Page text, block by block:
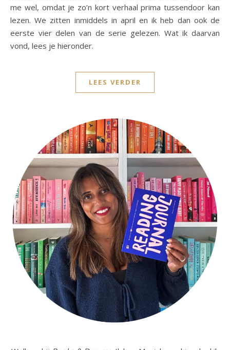
me wel, omdat je zo’n kort verhaal prima tussendoor kan
lezen. We zitten inmiddels in april en ik heb dan ook de
eerste vier delen van de serie gelezen. Wat ik daarvan
vond, lees je hieronder.
LEES VERDER